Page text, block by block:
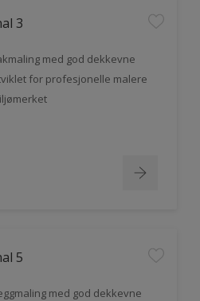
3
med god dekkevne
for profesjonelle malere
5
med god dekkevne